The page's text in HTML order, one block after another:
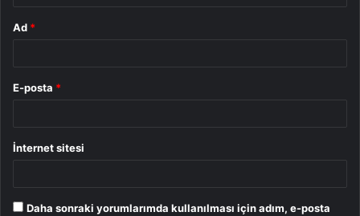
Ad *
E-posta *
İnternet sitesi
Daha sonraki yorumlarımda kullanılması için adım, e-posta